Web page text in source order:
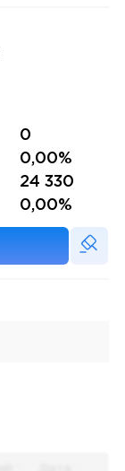
0
0,00%
24 330
0,00%